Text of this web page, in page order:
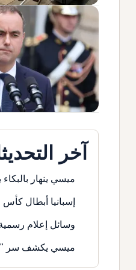
آخر
ميسي ينهار
إسبانيا أبطال كأس
وسائل إعلام
ميسي يكشف سر